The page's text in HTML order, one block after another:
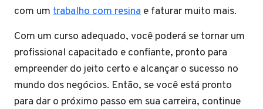
com um trabalho com resina e faturar muito mais.
Com um curso adequado, você poderá se tornar um
profissional capacitado e confiante, pronto para
empreender do jeito certo e alcançar o sucesso no
mundo dos negócios. Então, se você está pronto
para dar o próximo passo em sua carreira, continue